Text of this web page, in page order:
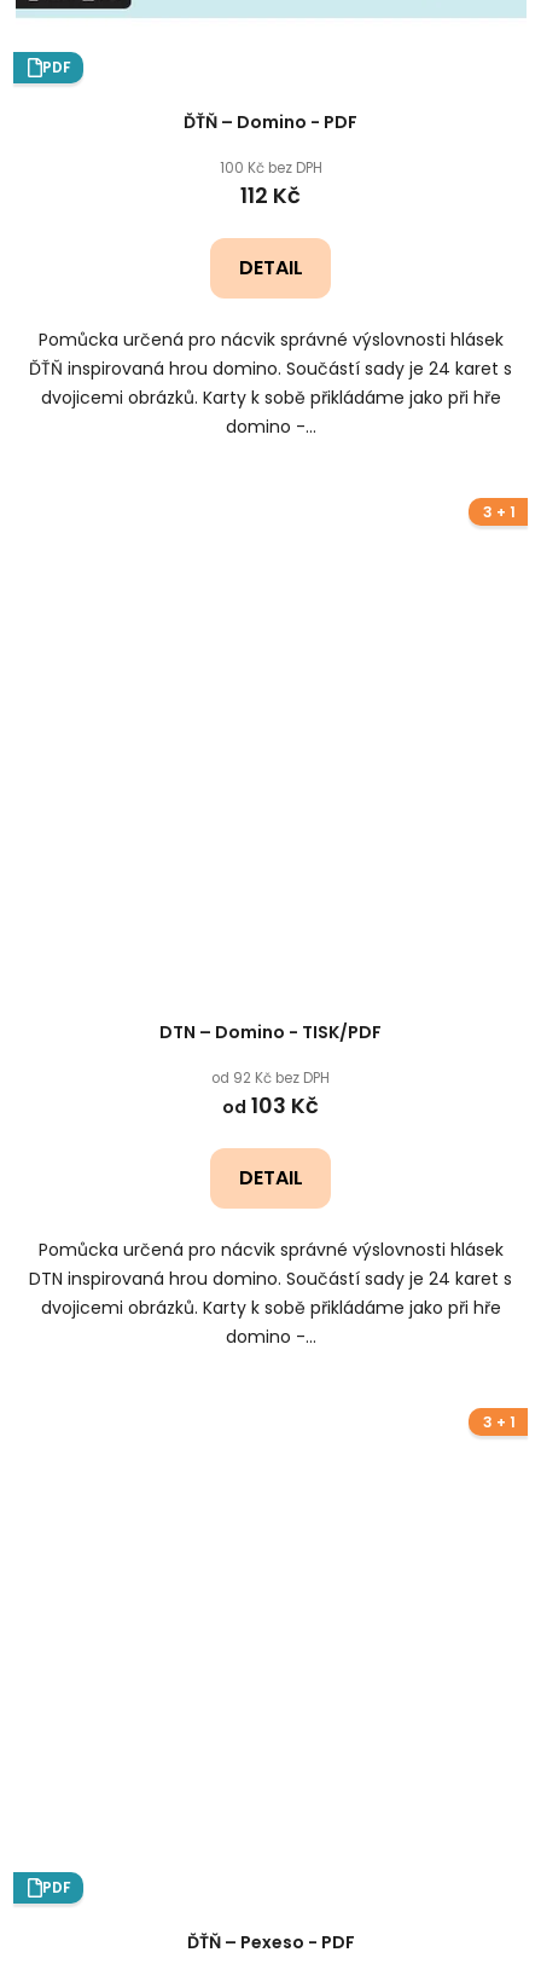
PDF
ĎŤŇ – Domino - PDF
100 Kč bez DPH
112 Kč
DETAIL
Pomůcka určená pro nácvik správné výslovnosti hlásek
ĎŤŇ inspirovaná hrou domino. Součástí sady je 24 karet s
dvojicemi obrázků. Karty k sobě přikládáme jako při hře
domino -...
3 + 1
DTN – Domino - TISK/PDF
od 92 Kč bez DPH
od 103 Kč
DETAIL
Pomůcka určená pro nácvik správné výslovnosti hlásek
DTN inspirovaná hrou domino. Součástí sady je 24 karet s
dvojicemi obrázků. Karty k sobě přikládáme jako při hře
domino -...
3 + 1
PDF
ĎŤŇ – Pexeso - PDF